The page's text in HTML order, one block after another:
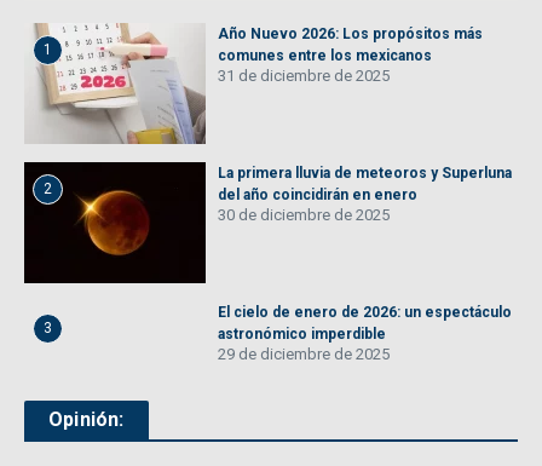
1
Año Nuevo 2026: Los propósitos más
comunes entre los mexicanos
31 de diciembre de 2025
2
La primera lluvia de meteoros y Superluna
del año coincidirán en enero
30 de diciembre de 2025
3
El cielo de enero de 2026: un espectáculo
astronómico imperdible
29 de diciembre de 2025
Opinión: